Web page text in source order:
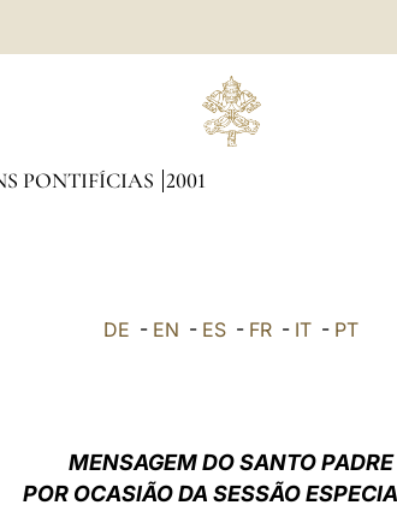
PONTIFÍCIAS 2001
DE - EN - ES - FR - IT - PT
MENSAGEM DO SANTO PADRE
POR OCASIÃO DA SESSÃO